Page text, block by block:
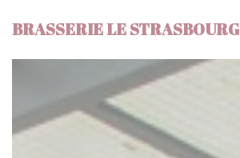
BRASSERIE LE STRASBOURG